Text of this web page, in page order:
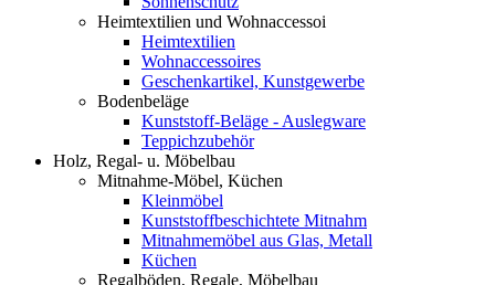
Heimtextilien und Wohnaccessoi
Heimtextilien
Wohnaccessoires
Geschenkartikel, Kunstgewerbe
Bodenbeläge
Kunststoff-Beläge - Auslegware
Teppichzubehör
Holz, Regal- u. Möbelbau
Mitnahme-Möbel, Küchen
Kleinmöbel
Kunststoffbeschichtete Mitnahm
Mitnahmemöbel aus Glas, Metall
Küchen
Regalböden, Regale, Möbelbau